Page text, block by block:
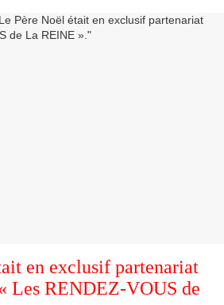
en exclusif partenariat
Les RENDEZ-VOUS de